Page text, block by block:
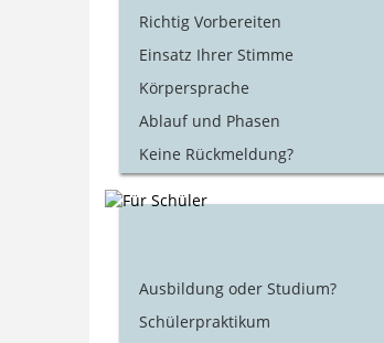
Richtig Vorbereiten
Einsatz Ihrer Stimme
Körpersprache
Ablauf und Phasen
Keine Rückmeldung?
Ausbildung oder Studium?
Schülerpraktikum